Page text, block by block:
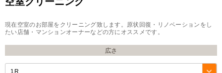
現在空室のお部屋をクリーニング致します。原状回復・リノベーションをし
たい店舗・マンションオーナーなどの方にオススメです。
広さ